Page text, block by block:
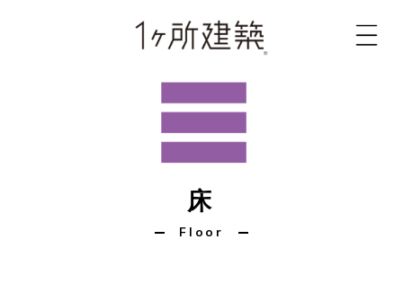
床
Floor